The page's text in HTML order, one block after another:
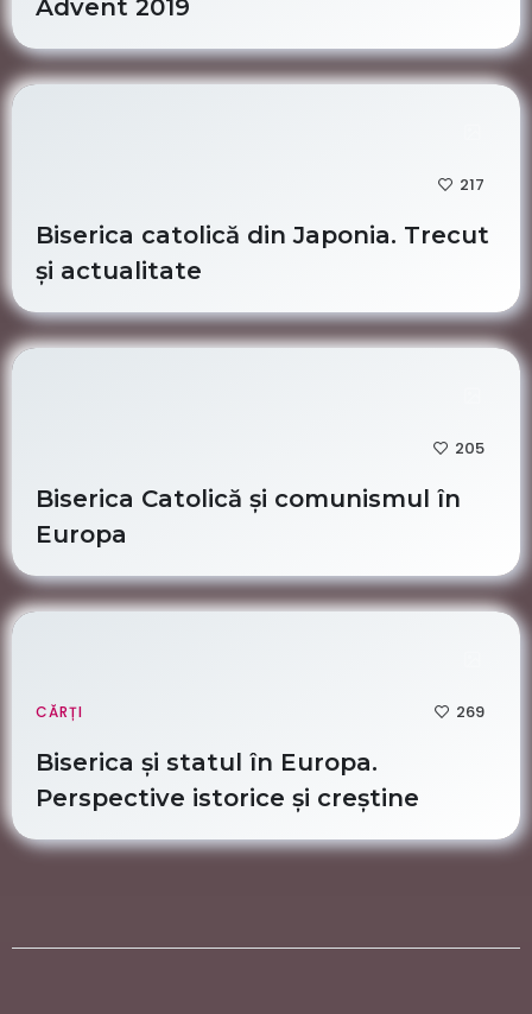
Advent 2019
217
Biserica catolică din Japonia. Trecut
și actualitate
205
Biserica Catolică și comunismul în
Europa
CĂRȚI 269
Biserica și statul în Europa.
Perspective istorice și creștine